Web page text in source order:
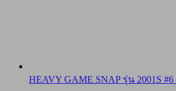
HEAVY GAME SNAP รุ่น 2001S #6